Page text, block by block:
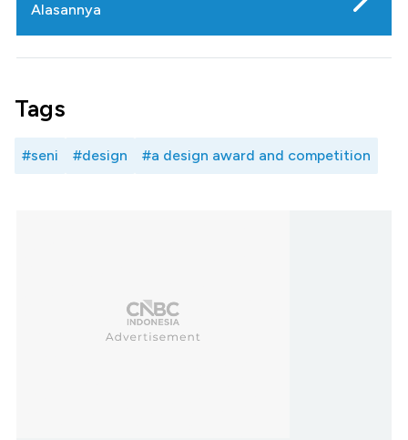
Alasannya
Tags
#seni #design #a design award and competition